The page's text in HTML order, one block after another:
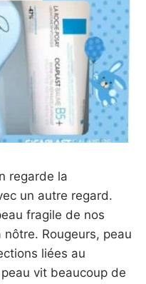
regarde la
un autre regard.
fragile de nos
Rougeurs, peau
liées au
vit beaucoup de